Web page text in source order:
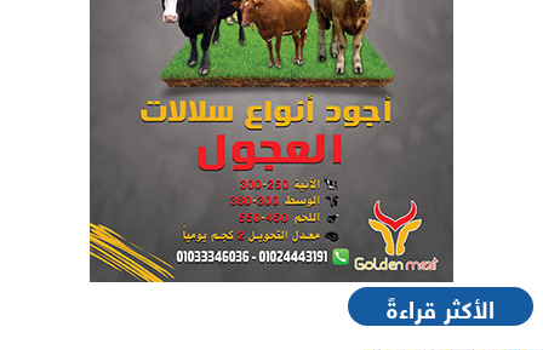
الأكثر قراءةً